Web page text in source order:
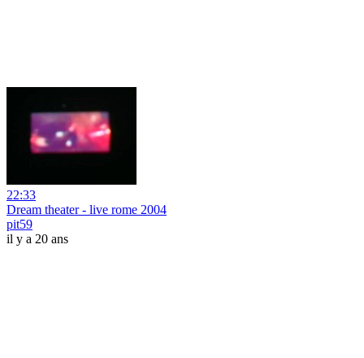
22:33
Dream theater - live rome 2004
pit59
il y a 20 ans